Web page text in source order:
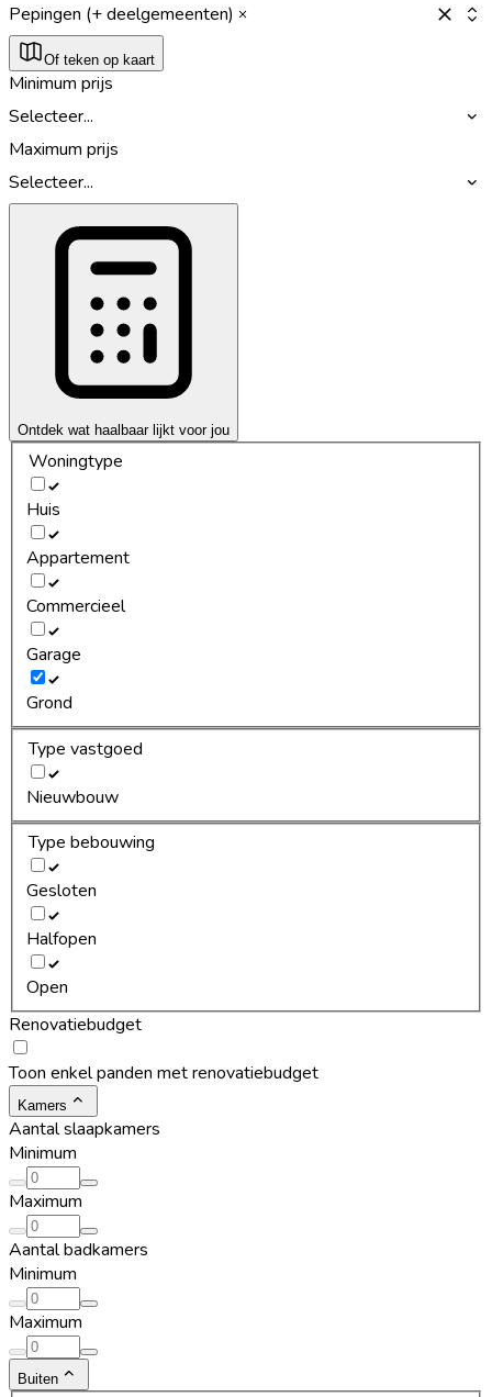
Pepingen (+ deelgemeenten)
Of teken op kaart
Minimum prijs
Selecteer...
Maximum prijs
Selecteer...
Ontdek wat haalbaar lijkt voor jou
Woningtype
Huis
Appartement
Commercieel
Garage
Grond
Type vastgoed
Nieuwbouw
Type bebouwing
Gesloten
Halfopen
Open
Renovatiebudget
Toon enkel panden met renovatiebudget
Kamers
Aantal slaapkamers
Minimum
Maximum
Aantal badkamers
Minimum
Maximum
Buiten